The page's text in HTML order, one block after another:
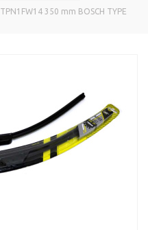
TPN1FW14 350 mm BOSCH TYPE